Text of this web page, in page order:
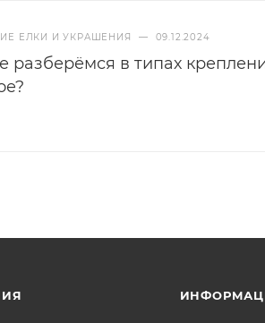
ЕЛКИ И УКРАШЕНИЯ — 09.12.2024
разберёмся в типах